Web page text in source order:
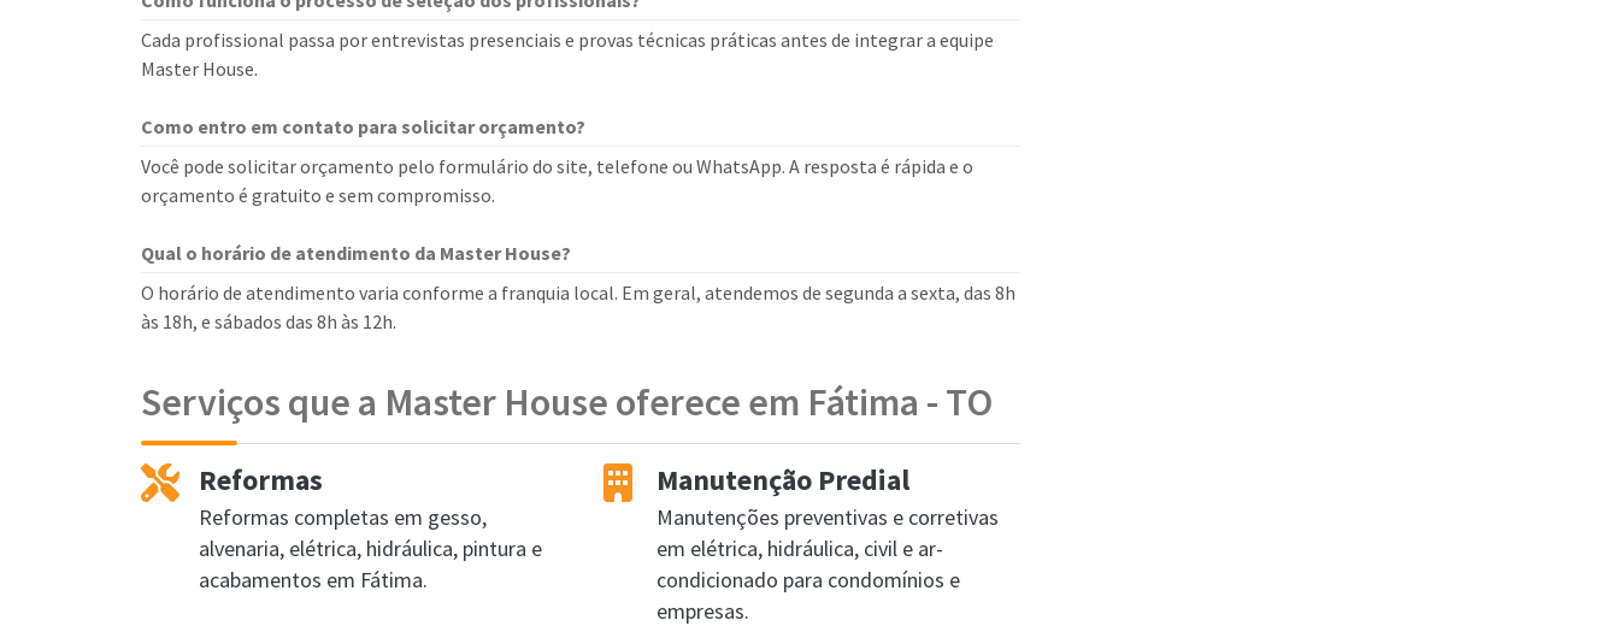
Cada profissional passa por entrevistas presenciais e provas técnicas práticas antes de integrar a equipe
Master House.
Como entro em contato para solicitar orçamento?
Você pode solicitar orçamento pelo formulário do site, telefone ou WhatsApp. A resposta é rápida e o
orçamento é gratuito e sem compromisso.
Qual o horário de atendimento da Master House?
O horário de atendimento varia conforme a franquia local. Em geral, atendemos de segunda a sexta, das 8h
às 18h, e sábados das 8h às 12h.
Serviços que a Master House oferece em Fátima - TO
Reformas
Reformas completas em gesso,
alvenaria, elétrica, hidráulica, pintura e
acabamentos em Fátima.
Manutenção Predial
Manutenções preventivas e corretivas
em elétrica, hidráulica, civil e ar-
condicionado para condomínios e
empresas.